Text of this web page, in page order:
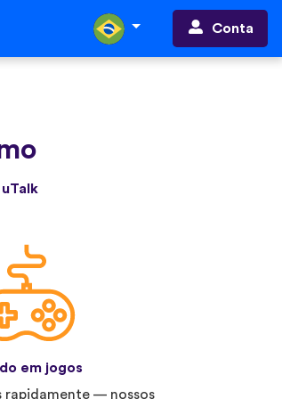
Conta
em jogos
rapidamente — nossos